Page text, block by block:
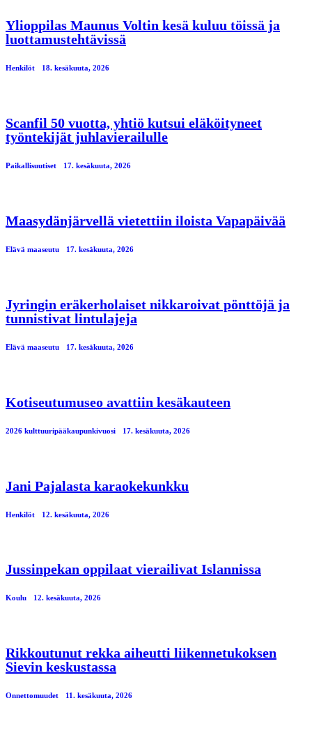
Ylioppilas Maunus Voltin kesä kuluu töissä ja
luottamustehtävissä
Henkilöt 18. kesäkuuta, 2026
Scanfil 50 vuotta, yhtiö kutsui eläköityneet
työntekijät juhlavierailulle
Paikallisuutiset 17. kesäkuuta, 2026
Maasydänjärvellä vietettiin iloista Vapapäivää
Elävä maaseutu 17. kesäkuuta, 2026
Jyringin eräkerholaiset nikkaroivat pönttöjä ja
tunnistivat lintulajeja
Elävä maaseutu 17. kesäkuuta, 2026
Kotiseutumuseo avattiin kesäkauteen
2026 kulttuuripääkaupunkivuosi 17. kesäkuuta, 2026
Jani Pajalasta karaokekunkku
Henkilöt 12. kesäkuuta, 2026
Jussinpekan oppilaat vierailivat Islannissa
Koulu 12. kesäkuuta, 2026
Rikkoutunut rekka aiheutti liikennetukoksen
Sievin keskustassa
Onnettomuudet 11. kesäkuuta, 2026